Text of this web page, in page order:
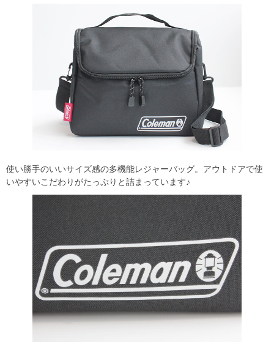
使い勝手のいいサイズ感の多機能レジャーバッグ。アウトドアで使
いやすいこだわりがたっぷりと詰まっています♪